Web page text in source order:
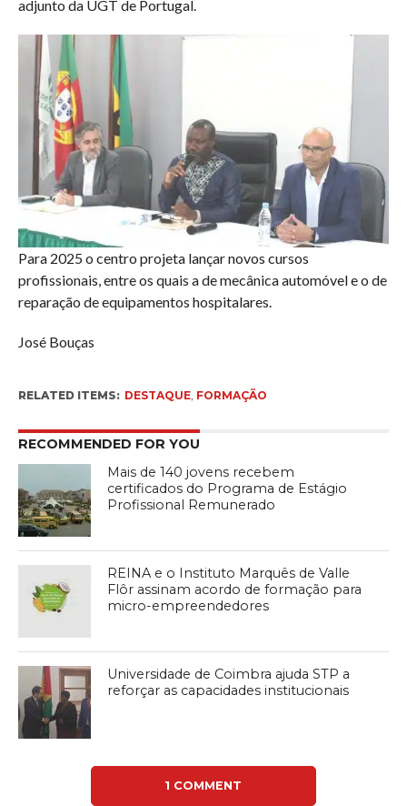
adjunto da UGT de Portugal.
Para 2025 o centro projeta lançar novos cursos
profissionais, entre os quais a de mecânica automóvel e o de
reparação de equipamentos hospitalares.
José Bouças
RELATED ITEMS: DESTAQUE, FORMAÇÃO
RECOMMENDED FOR YOU
Mais de 140 jovens recebem
certificados do Programa de Estágio
Profissional Remunerado
REINA e o Instituto Marquês de Valle
Flôr assinam acordo de formação para
micro-empreendedores
Universidade de Coimbra ajuda STP a
reforçar as capacidades institucionais
1 COMMENT